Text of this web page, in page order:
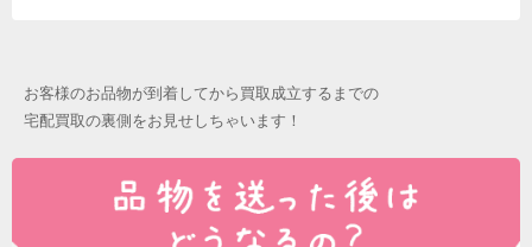
お客様のお品物が到着してから買取成立するまでの
宅配買取の裏側をお見せしちゃいます！